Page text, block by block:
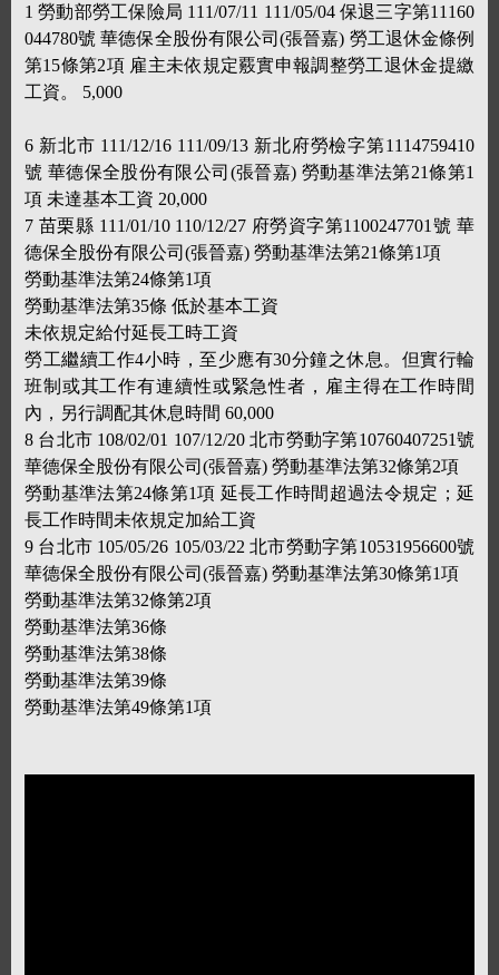
1 勞動部勞工保險局 111/07/11 111/05/04 保退三字第11160
044780號 華德保全股份有限公司(張晉嘉) 勞工退休金條例
第15條第2項 雇主未依規定覈實申報調整勞工退休金提繳
工資。 5,000
6 新北市 111/12/16 111/09/13 新北府勞檢字第1114759410
號 華德保全股份有限公司(張晉嘉) 勞動基準法第21條第1
項 未達基本工資 20,000
7 苗栗縣 111/01/10 110/12/27 府勞資字第1100247701號 華
德保全股份有限公司(張晉嘉) 勞動基準法第21條第1項
勞動基準法第24條第1項
勞動基準法第35條 低於基本工資
未依規定給付延長工時工資
勞工繼續工作4小時，至少應有30分鐘之休息。但實行輪
班制或其工作有連續性或緊急性者，雇主得在工作時間
內，另行調配其休息時間 60,000
8 台北市 108/02/01 107/12/20 北市勞動字第10760407251號
華德保全股份有限公司(張晉嘉) 勞動基準法第32條第2項
勞動基準法第24條第1項 延長工作時間超過法令規定；延
長工作時間未依規定加給工資
9 台北市 105/05/26 105/03/22 北市勞動字第10531956600號
華德保全股份有限公司(張晉嘉) 勞動基準法第30條第1項
勞動基準法第32條第2項
勞動基準法第36條
勞動基準法第38條
勞動基準法第39條
勞動基準法第49條第1項